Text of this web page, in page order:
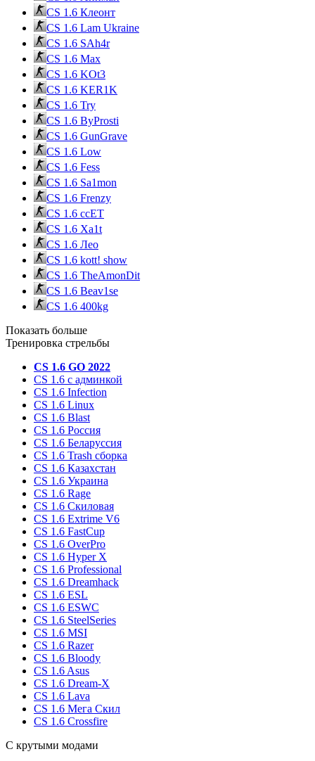
CS 1.6 Клеонт
CS 1.6 Lam Ukraine
CS 1.6 SAh4r
CS 1.6 Max
CS 1.6 KOt3
CS 1.6 KER1K
CS 1.6 Try
CS 1.6 ByProsti
CS 1.6 GunGrave
CS 1.6 Low
CS 1.6 Fess
CS 1.6 Sa1mon
CS 1.6 Frenzy
CS 1.6 ccET
CS 1.6 Xa1t
CS 1.6 Лео
CS 1.6 kott! show
CS 1.6 TheAmonDit
CS 1.6 Beav1se
CS 1.6 400kg
Показать больше
Тренировка стрельбы
CS 1.6 GO 2022
CS 1.6 с админкой
CS 1.6 Infection
CS 1.6 Linux
CS 1.6 Blast
CS 1.6 Россия
CS 1.6 Беларуссия
CS 1.6 Trash сборка
CS 1.6 Казахстан
CS 1.6 Украина
CS 1.6 Rage
CS 1.6 Скиловая
CS 1.6 Extrime V6
CS 1.6 FastCup
CS 1.6 OverPro
CS 1.6 Hyper X
CS 1.6 Professional
CS 1.6 Dreamhack
CS 1.6 ESL
CS 1.6 ESWC
CS 1.6 SteelSeries
CS 1.6 MSI
CS 1.6 Razer
CS 1.6 Bloody
CS 1.6 Asus
CS 1.6 Dream-X
CS 1.6 Lava
CS 1.6 Мега Скил
CS 1.6 Crossfire
С крутыми модами